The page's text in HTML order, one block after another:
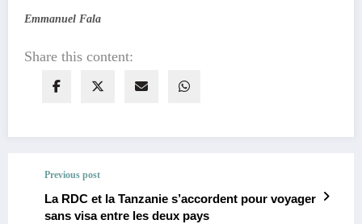
Emmanuel Fala
Share this content:
Previous post
La RDC et la Tanzanie s’accordent pour voyager
sans visa entre les deux pays